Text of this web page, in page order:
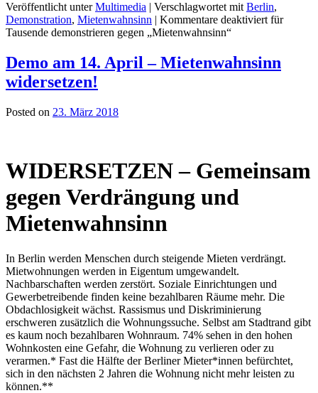
Veröffentlicht unter Multimedia | Verschlagwortet mit Berlin,
Demonstration, Mietenwahnsinn | Kommentare deaktiviert für
Tausende demonstrieren gegen „Mietenwahnsinn“
Demo am 14. April – Mietenwahnsinn
widersetzen!
Posted on 23. März 2018
WIDERSETZEN – Gemeinsam
gegen Verdrängung und
Mietenwahnsinn
In Berlin werden Menschen durch steigende Mieten verdrängt.
Mietwohnungen werden in Eigentum umgewandelt.
Nachbarschaften werden zerstört. Soziale Einrichtungen und
Gewerbetreibende finden keine bezahlbaren Räume mehr. Die
Obdachlosigkeit wächst. Rassismus und Diskriminierung
erschweren zusätzlich die Wohnungssuche. Selbst am Stadtrand gibt
es kaum noch bezahlbaren Wohnraum. 74% sehen in den hohen
Wohnkosten eine Gefahr, die Wohnung zu verlieren oder zu
verarmen.* Fast die Hälfte der Berliner Mieter*innen befürchtet,
sich in den nächsten 2 Jahren die Wohnung nicht mehr leisten zu
können.**